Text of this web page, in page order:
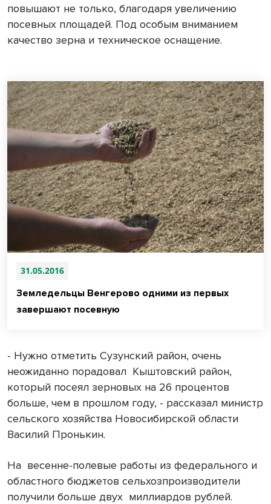
повышают не только, благодаря увеличению
посевных площадей. Под особым вниманием
качество зерна и техническое оснащение.
31.05.2016
Земледельцы Венгерово одними из первых
завершают посевную
- Нужно отметить Сузунский район, очень
неожиданно порадовал Кыштовский район,
который посеял зерновых на 26 процентов
больше, чем в прошлом году, - рассказал министр
сельского хозяйства Новосибирской области
Василий Пронькин.
На весенне-полевые работы из федерального и
областного бюджетов сельхозпроизводители
получили больше двух миллиардов рублей.